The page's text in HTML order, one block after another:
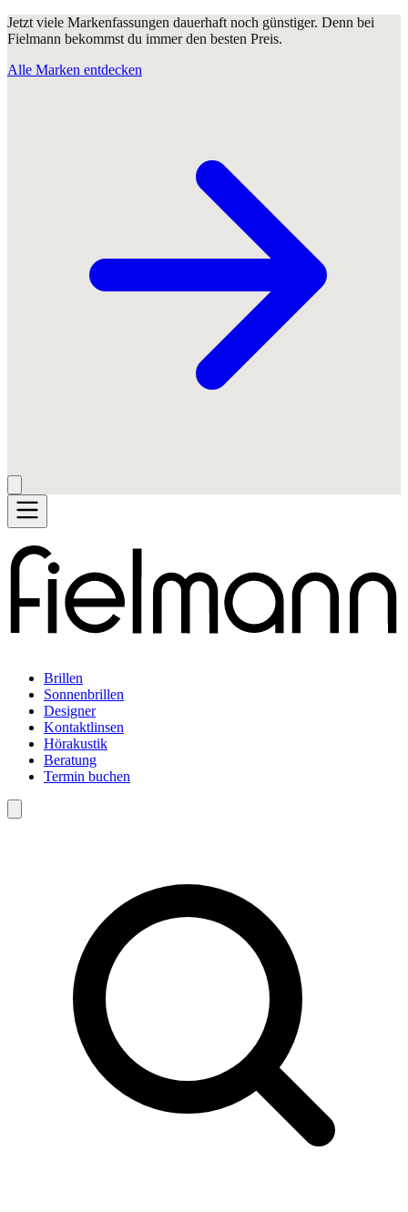
Jetzt viele Markenfassungen dauerhaft noch günstiger. Denn bei
Fielmann bekommst du immer den besten Preis.
Alle Marken entdecken
Brillen
Sonnenbrillen
Designer
Kontaktlinsen
Hörakustik
Beratung
Termin buchen